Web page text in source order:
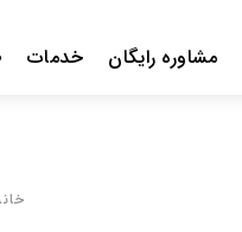
مشاوره رایگان خدمات